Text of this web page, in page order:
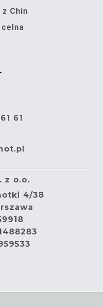
Chin
celna
61
z o.o.
4/38